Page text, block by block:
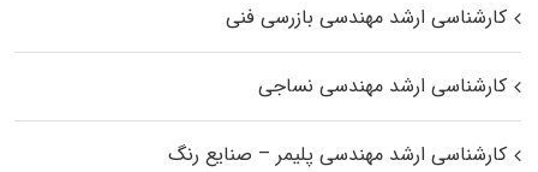
کارشناسی ارشد مهندسی بازرسی فنی
کارشناسی ارشد مهندسی نساجی
کارشناسی ارشد مهندسی پلیمر – صنایع رنگ